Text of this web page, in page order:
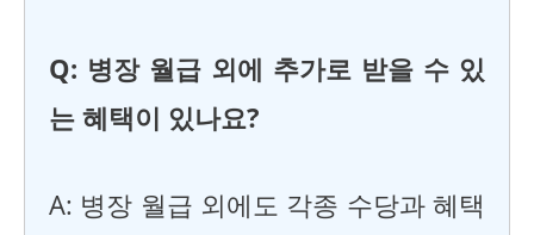
Q: 병장 월급 외에 추가로 받을 수 있
는 혜택이 있나요?
A: 병장 월급 외에도 각종 수당과 혜택